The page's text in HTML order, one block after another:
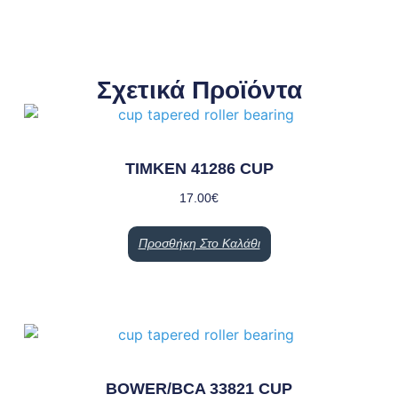
Σχετικά Προϊόντα
TIMKEN 41286 CUP
17.00€
Προσθήκη Στο Καλάθι
BOWER/BCA 33821 CUP